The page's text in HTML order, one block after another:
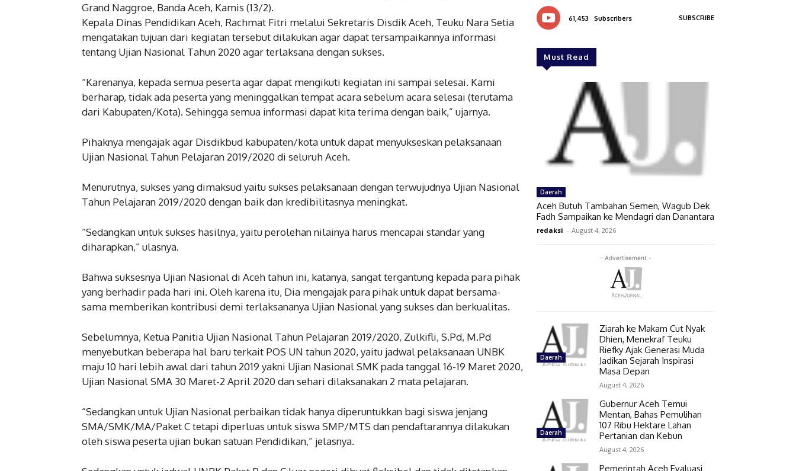
Grand Naggroe, Banda Aceh, Kamis (13/2).
Kepala Dinas Pendidikan Aceh, Rachmat Fitri melalui Sekretaris Disdik Aceh, Teuku Nara Setia
mengatakan tujuan dari kegiatan tersebut dilakukan agar dapat tersampaikannya informasi
tentang Ujian Nasional Tahun 2020 agar terlaksana dengan sukses.
“Karenanya, kepada semua peserta agar dapat mengikuti kegiatan ini sampai selesai. Kami
berharap, tidak ada peserta yang meninggalkan tempat acara sebelum acara selesai (terutama
dari Kabupaten/Kota). Sehingga semua informasi dapat kita terima dengan baik,” ujarnya.
Pihaknya mengajak agar Disdikbud kabupaten/kota untuk dapat menyukseskan pelaksanaan
Ujian Nasional Tahun Pelajaran 2019/2020 di seluruh Aceh.
Menurutnya, sukses yang dimaksud yaitu sukses pelaksanaan dengan terwujudnya Ujian Nasional
Tahun Pelajaran 2019/2020 dengan baik dan kredibilitasnya meningkat.
“Sedangkan untuk sukses hasilnya, yaitu perolehan nilainya harus mencapai standar yang
diharapkan,” ulasnya.
Bahwa suksesnya Ujian Nasional di Aceh tahun ini, katanya, sangat tergantung kepada para pihak
yang berhadir pada hari ini. Oleh karena itu, Dia mengajak para pihak untuk dapat bersama-
sama memberikan kontribusi demi terlaksananya Ujian Nasional yang sukses dan berkualitas.
Sebelumnya, Ketua Panitia Ujian Nasional Tahun Pelajaran 2019/2020, Zulkifli, S.Pd, M.Pd
menyebutkan beberapa hal baru terkait POS UN tahun 2020, yaitu jadwal pelaksanaan UNBK
maju 10 hari lebih awal dari tahun 2019 yakni Ujian Nasional SMK pada tanggal 16-19 Maret 2020,
Ujian Nasional SMA 30 Maret-2 April 2020 dan sehari dilaksanakan 2 mata pelajaran.
“Sedangkan untuk Ujian Nasional perbaikan tidak hanya diperuntukkan bagi siswa jenjang
SMA/SMK/MA/Paket C tetapi diperluas untuk siswa SMP/MTS dan pendaftarannya dilakukan
oleh siswa peserta ujian bukan satuan Pendidikan,” jelasnya.
61,453 Subscribers SUBSCRIBE
Must Read
Daerah
Aceh Butuh Tambahan Semen, Wagub Dek
Fadh Sampaikan ke Mendagri dan Danantara
redaksi - August 4, 2026
- Advertisement -
Daerah
Ziarah ke Makam Cut Nyak
Dhien, Menekraf Teuku
Riefky Ajak Generasi Muda
Jadikan Sejarah Inspirasi
Masa Depan
August 4, 2026
Daerah
Gubernur Aceh Temui
Mentan, Bahas Pemulihan
107 Ribu Hektare Lahan
Pertanian dan Kebun
August 4, 2026
Pemerintah Aceh Evaluasi